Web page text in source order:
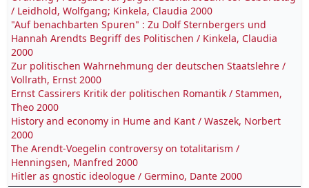
/ Leidhold, Wolfgang; Kinkela, Claudia 2000
"Auf benachbarten Spuren" : Zu Dolf Sternbergers und
Hannah Arendts Begriff des Politischen / Kinkela, Claudia
2000
Zur politischen Wahrnehmung der deutschen Staatslehre /
Vollrath, Ernst 2000
Ernst Cassirers Kritik der politischen Romantik / Stammen,
Theo 2000
History and economy in Hume and Kant / Waszek, Norbert
2000
The Arendt-Voegelin controversy on totalitarism /
Henningsen, Manfred 2000
Hitler as gnostic ideologue / Germino, Dante 2000